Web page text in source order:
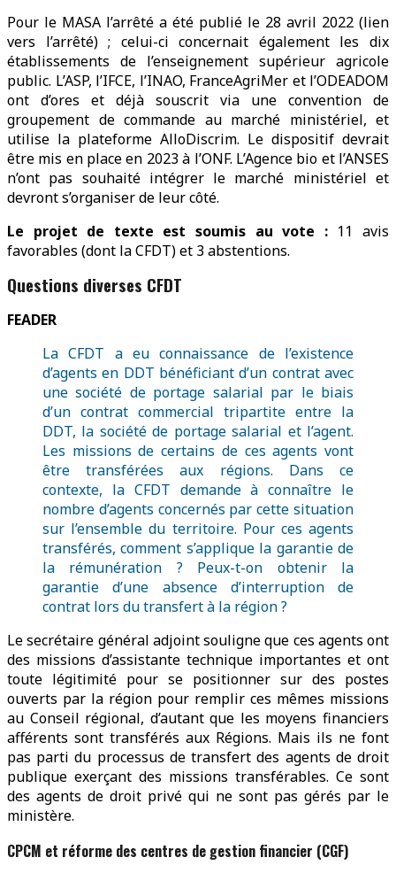
Pour le MASA l’arrêté a été publié le 28 avril 2022 (lien
vers l’arrêté) ; celui-ci concernait également les dix
établissements de l’enseignement supérieur agricole
public. L’ASP, l’IFCE, l’INAO, FranceAgriMer et l’ODEADOM
ont d’ores et déjà souscrit via une convention de
groupement de commande au marché ministériel, et
utilise la plateforme AlloDiscrim. Le dispositif devrait
être mis en place en 2023 à l’ONF. L’Agence bio et l’ANSES
n’ont pas souhaité intégrer le marché ministériel et
devront s’organiser de leur côté.
Le projet de texte est soumis au vote : 11 avis
favorables (dont la CFDT) et 3 abstentions.
Questions diverses CFDT
FEADER
La CFDT a eu connaissance de l’existence
d’agents en DDT bénéficiant d’un contrat avec
une société de portage salarial par le biais
d’un contrat commercial tripartite entre la
DDT, la société de portage salarial et l’agent.
Les missions de certains de ces agents vont
être transférées aux régions. Dans ce
contexte, la CFDT demande à connaître le
nombre d’agents concernés par cette situation
sur l’ensemble du territoire. Pour ces agents
transférés, comment s’applique la garantie de
la rémunération ? Peux-t-on obtenir la
garantie d’une absence d’interruption de
contrat lors du transfert à la région ?
Le secrétaire général adjoint souligne que ces agents ont
des missions d’assistante technique importantes et ont
toute légitimité pour se positionner sur des postes
ouverts par la région pour remplir ces mêmes missions
au Conseil régional, d’autant que les moyens financiers
afférents sont transférés aux Régions. Mais ils ne font
pas parti du processus de transfert des agents de droit
publique exerçant des missions transférables. Ce sont
des agents de droit privé qui ne sont pas gérés par le
ministère.
CPCM et réforme des centres de gestion financier (CGF)